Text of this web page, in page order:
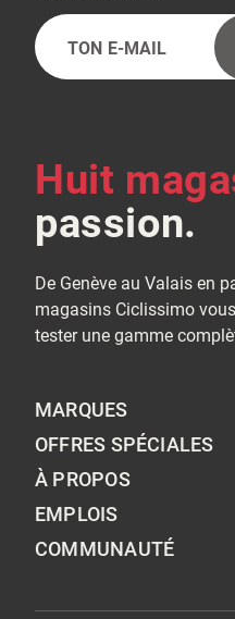
E-
mail
(Nécessaire)
Alternative:
Huit
passion.
De Genève au Valais en
magasins Ciclissimo
tester une gamme
MARQUES
OFFRES SPÉCIALES
À PROPOS
EMPLOIS
COMMUNAUTÉ